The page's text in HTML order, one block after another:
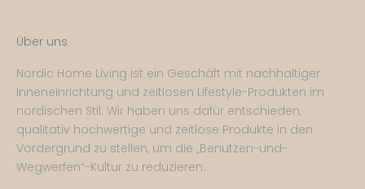
Über uns
Nordic Home Living ist ein Geschäft mit nachhaltiger
Inneneinrichtung und zeitlosen Lifestyle-Produkten im
nordischen Stil. Wir haben uns dafür entschieden,
qualitativ hochwertige und zeitlose Produkte in den
Vordergrund zu stellen, um die „Benutzen-und-
Wegwerfen“-Kultur zu reduzieren.